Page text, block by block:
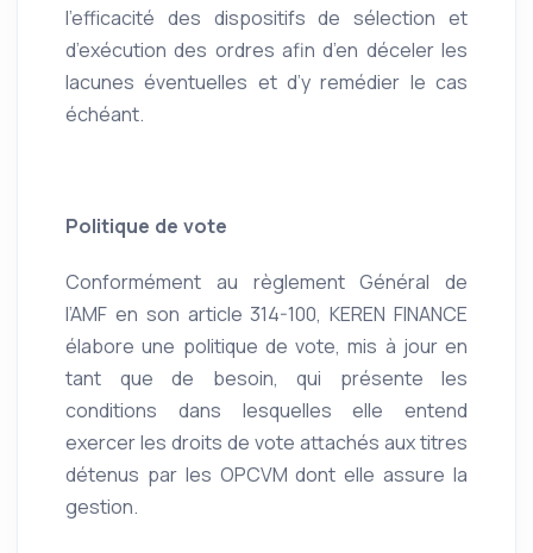
l’efficacité des dispositifs de sélection et
d’exécution des ordres afin d’en déceler les
lacunes éventuelles et d’y remédier le cas
échéant.
Politique de vote
Conformément au règlement Général de
l’AMF en son article 314-100, KEREN FINANCE
élabore une politique de vote, mis à jour en
tant que de besoin, qui présente les
conditions dans lesquelles elle entend
exercer les droits de vote attachés aux titres
détenus par les OPCVM dont elle assure la
gestion.